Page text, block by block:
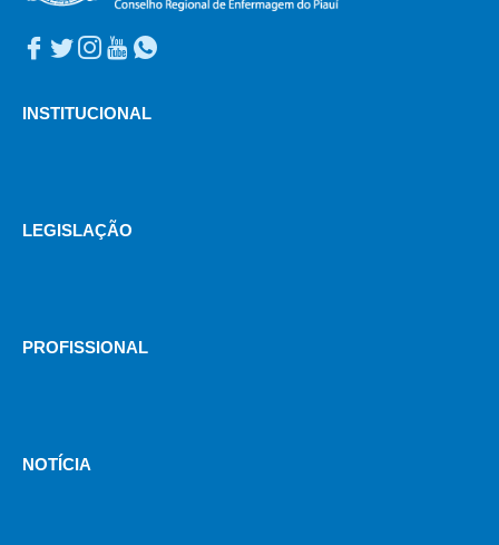
INSTITUCIONAL
LEGISLAÇÃO
PROFISSIONAL
NOTÍCIA